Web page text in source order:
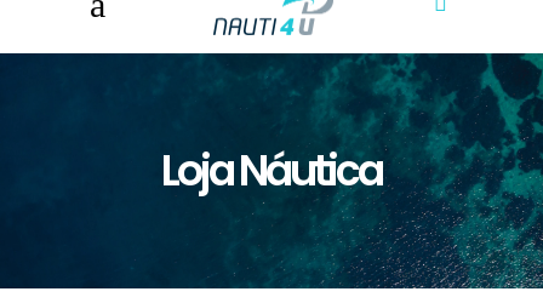
Loja Náutica